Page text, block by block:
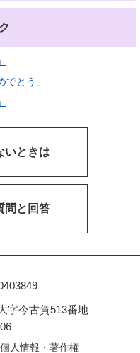
とう」
いときは
問と回答
字今古賀513番地
個人情報・著作権